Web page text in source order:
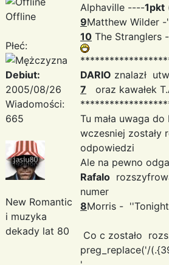
Offline
Płeć:
Debiut:
2005/08/26
Wiadomości:
665
New Romantic
i muzyka
dekady lat 80
Alphaville ----1pkt
9Matthew Wilder
10 The Stranglers
DARIO znalazł
7 oraz kawałek
Tu mała uwaga
wczesniej
odpowiedzi
Ale na pewno
Rafalo
numer
8Morris -
Co c zostało
preg_replace('/